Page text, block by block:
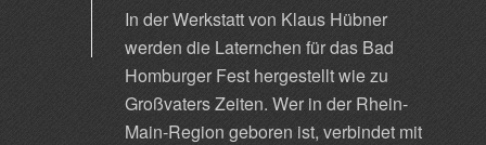
In der Werkstatt von Klaus Hübner
werden die Laternchen für das Bad
Homburger Fest hergestellt wie zu
Großvaters Zeiten. Wer in der Rhein-
Main-Region geboren ist, verbindet mit